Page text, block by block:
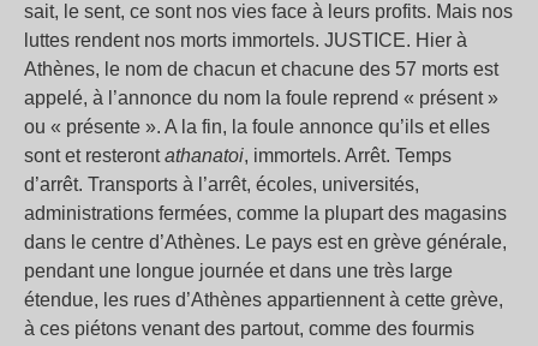
sait, le sent, ce sont nos vies face à leurs profits. Mais nos
luttes rendent nos morts immortels. JUSTICE. Hier à
Athènes, le nom de chacun et chacune des 57 morts est
appelé, à l’annonce du nom la foule reprend « présent »
ou « présente ». A la fin, la foule annonce qu’ils et elles
sont et resterontathanatoi, immortels. Arrêt. Temps
d’arrêt. Transports à l’arrêt, écoles, universités,
administrations fermées, comme la plupart des magasins
dans le centre d’Athènes. Le pays est en grève générale,
pendant une longue journée et dans une très large
étendue, les rues d’Athènes appartiennent à cette grève,
à ces piétons venant des partout, comme des fourmis